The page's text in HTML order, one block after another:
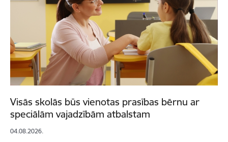
Visās skolās būs vienotas prasības bērnu ar
speciālām vajadzībām atbalstam
04.08.2026.